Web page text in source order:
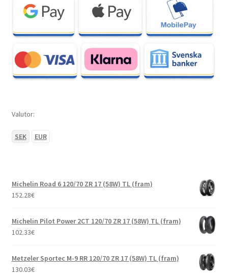
Valutor:
SEK EUR
Michelin Road 6 120/70 ZR 17 (58W) TL (fram)
152.28€
Michelin Pilot Power 2CT 120/70 ZR 17 (58W) TL (fram)
102.33€
Metzeler Sportec M-9 RR 120/70 ZR 17 (58W) TL (fram)
130.03€